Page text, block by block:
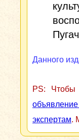
Данного
PS: Чтобы
экспертам.